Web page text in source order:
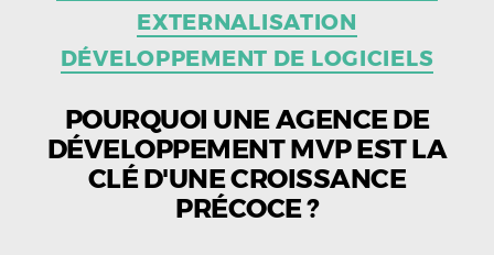
EXTERNALISATION
DÉVELOPPEMENT DE LOGICIELS
POURQUOI UNE AGENCE DE
DÉVELOPPEMENT MVP EST LA
CLÉ D'UNE CROISSANCE
PRÉCOCE ?